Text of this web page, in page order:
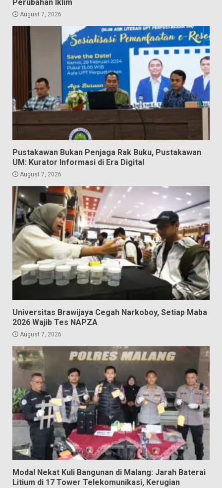
Perubahan Iklim
August 7, 2026
Pustakawan Bukan Penjaga Rak Buku, Pustakawan
UM: Kurator Informasi di Era Digital
August 7, 2026
Universitas Brawijaya Cegah Narkoboy, Setiap Maba
2026 Wajib Tes NAPZA
August 7, 2026
Modal Nekat Kuli Bangunan di Malang: Jarah Baterai
Litium di 17 Tower Telekomunikasi, Kerugian